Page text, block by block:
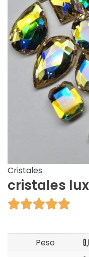
Cristales
cristales

Peso